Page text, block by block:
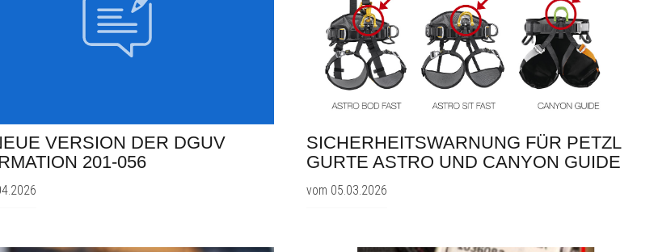
VERSION DER DGUV
201-056
SICHERHEITSWARNUNG FÜR PETZL
GURTE ASTRO UND CANYON GUIDE
vom 05.03.2026